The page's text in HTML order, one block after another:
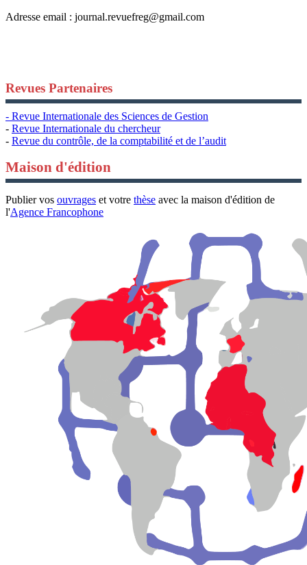
Adresse email : journal.revuefreg@gmail.com
Revues Partenaires
- Revue Internationale des Sciences de Gestion
- Revue Internationale du chercheur
- Revue du contrôle, de la comptabilité et de l’audit
Maison d'édition
Publier vos ouvrages et votre thèse avec la maison d'édition de
l'Agence Francophone